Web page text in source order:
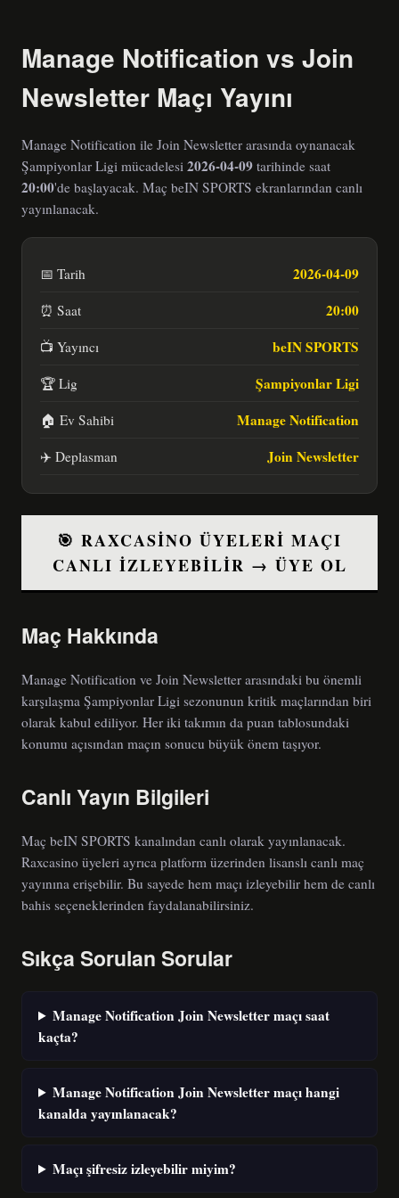
Manage Notification vs Join
Newsletter Maçı Yayını
Manage Notification ile Join Newsletter arasında oynanacak
Şampiyonlar Ligi mücadelesi 2026-04-09 tarihinde saat
20:00'de başlayacak. Maç beIN SPORTS ekranlarından canlı
yayınlanacak.
📅 Tarih 2026-04-09
⏰ Saat 20:00
📺 Yayıncı beIN SPORTS
🏆 Lig Şampiyonlar Ligi
🏠 Ev Sahibi Manage Notification
✈️ Deplasman Join Newsletter
🎯 RAXCASINO ÜYELERI MAÇI
CANLI İZLEYEBILIR → ÜYE OL
Maç Hakkında
Manage Notification ve Join Newsletter arasındaki bu önemli
karşılaşma Şampiyonlar Ligi sezonunun kritik maçlarından biri
olarak kabul ediliyor. Her iki takımın da puan tablosundaki
konumu açısından maçın sonucu büyük önem taşıyor.
Canlı Yayın Bilgileri
Maç beIN SPORTS kanalından canlı olarak yayınlanacak.
Raxcasino üyeleri ayrıca platform üzerinden lisanslı canlı maç
yayınına erişebilir. Bu sayede hem maçı izleyebilir hem de canlı
bahis seçeneklerinden faydalanabilirsiniz.
Sıkça Sorulan Sorular
Manage Notification Join Newsletter maçı saat
kaçta?
Manage Notification Join Newsletter maçı hangi
kanalda yayınlanacak?
Maçı şifresiz izleyebilir miyim?